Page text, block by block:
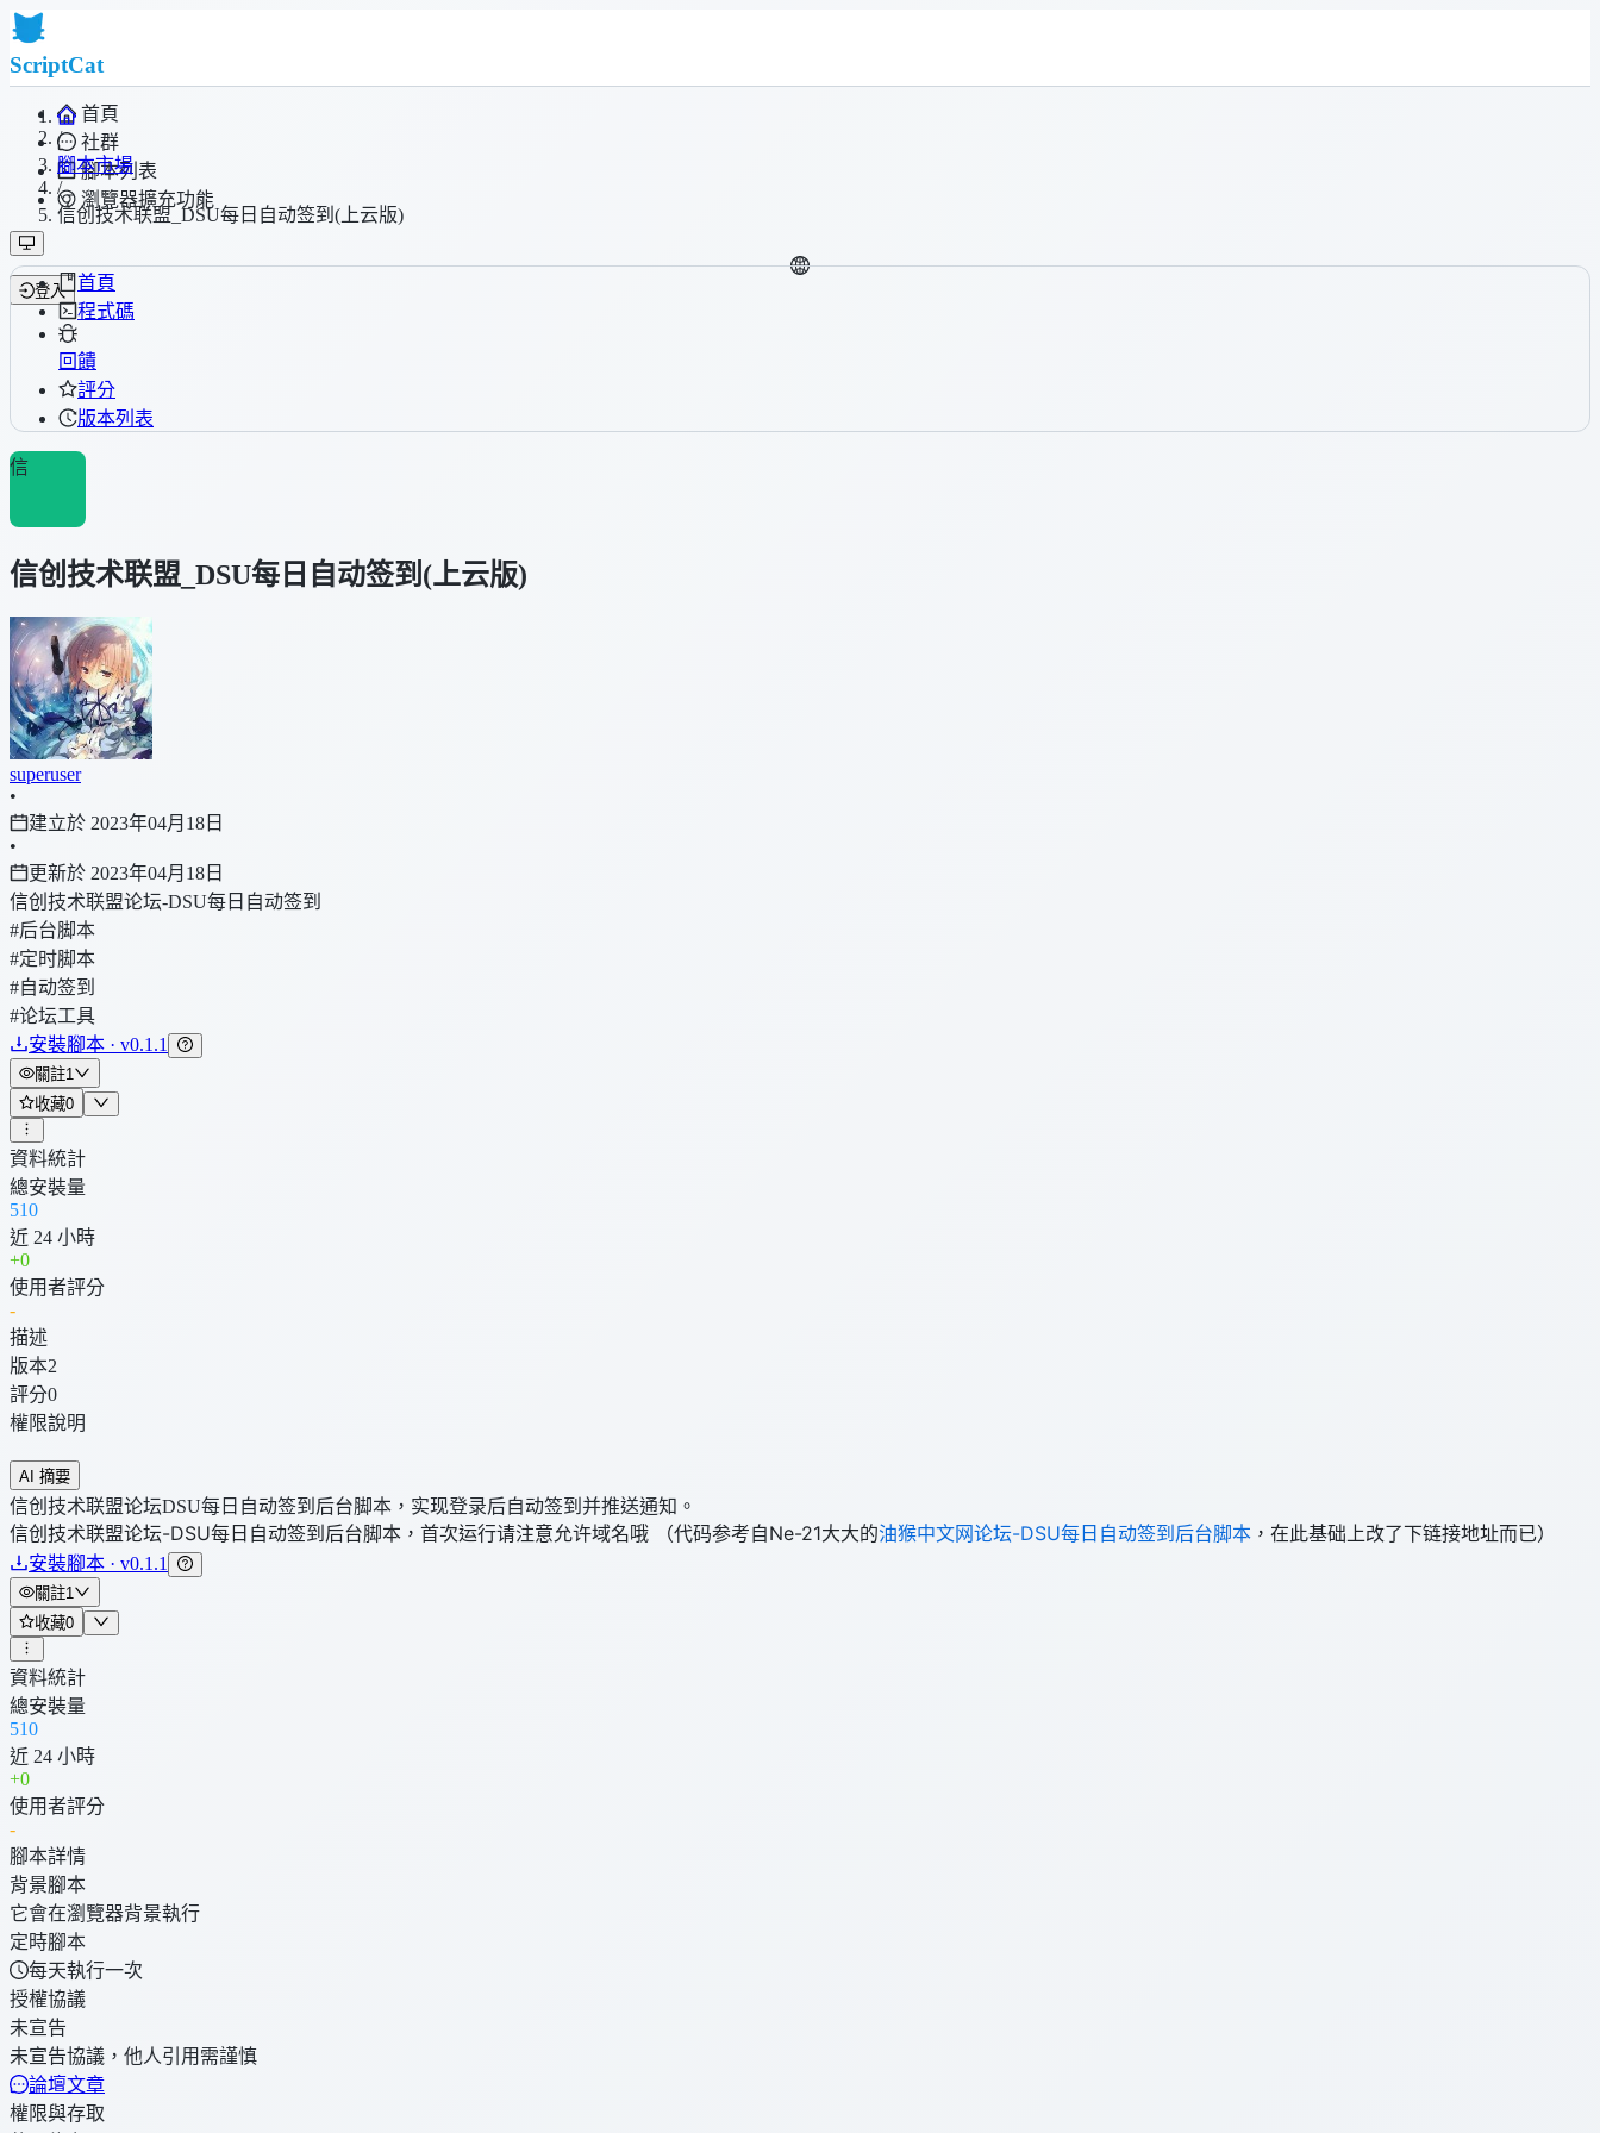
ScriptCat
首頁
社群
腳本列表
瀏覽器擴充功能
登入
/
腳本市場
/
信创技术联盟_DSU每日自动签到(上云版)
首頁
程式碼
回饋
評分
版本列表
信
信创技术联盟_DSU每日自动签到(上云版)
superuser
•
建立於 2023年04月18日
•
更新於 2023年04月18日
信创技术联盟论坛-DSU每日自动签到
#后台脚本
#定时脚本
#自动签到
#论坛工具
安裝腳本 · v0.1.1
關註1
收藏0
資料統計
總安裝量
510
近 24 小時
+0
使用者評分
-
描述
版本2
評分0
權限說明
AI 摘要
信创技术联盟论坛DSU每日自动签到后台脚本，实现登录后自动签到并推送通知。
信创技术联盟论坛-DSU每日自动签到后台脚本，首次运行请注意允许域名哦 （代码参考自Ne-21大大的油猴中文网论坛-DSU每日自动签到后台脚本 ，在此基础上改了下链接地址而已）
安裝腳本 · v0.1.1
關註1
收藏0
資料統計
總安裝量
510
近 24 小時
+0
使用者評分
-
腳本詳情
背景腳本
它會在瀏覽器背景執行
定時腳本
每天執行一次
授權協議
未宣告
未宣告協議，他人引用需謹慎
論壇文章
權限與存取